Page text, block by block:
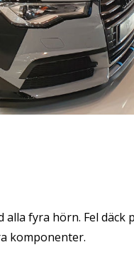
alla fyra hörn. Fel däck
komponenter.